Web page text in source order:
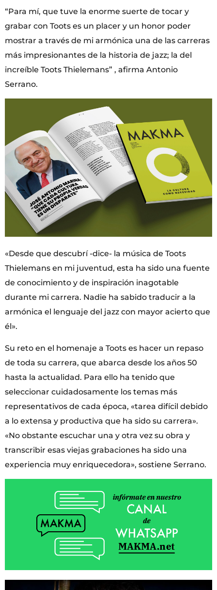
“Para mí, que tuve la enorme suerte de tocar y
grabar con Toots es un placer y un honor poder
mostrar a través de mi armónica una de las carreras
más impresionantes de la historia de jazz; la del
increíble Toots Thielemans” , afirma Antonio
Serrano.
«Desde que descubrí -dice- la música de Toots
Thielemans en mi juventud, esta ha sido una fuente
de conocimiento y de inspiración inagotable
durante mi carrera. Nadie ha sabido traducir a la
armónica el lenguaje del jazz con mayor acierto que
él».
Su reto en el homenaje a Toots es hacer un repaso
de toda su carrera, que abarca desde los años 50
hasta la actualidad. Para ello ha tenido que
seleccionar cuidadosamente los temas más
representativos de cada época, «tarea difícil debido
a lo extensa y productiva que ha sido su carrera».
«No obstante escuchar una y otra vez su obra y
transcribir esas viejas grabaciones ha sido una
experiencia muy enriquecedora», sostiene Serrano.